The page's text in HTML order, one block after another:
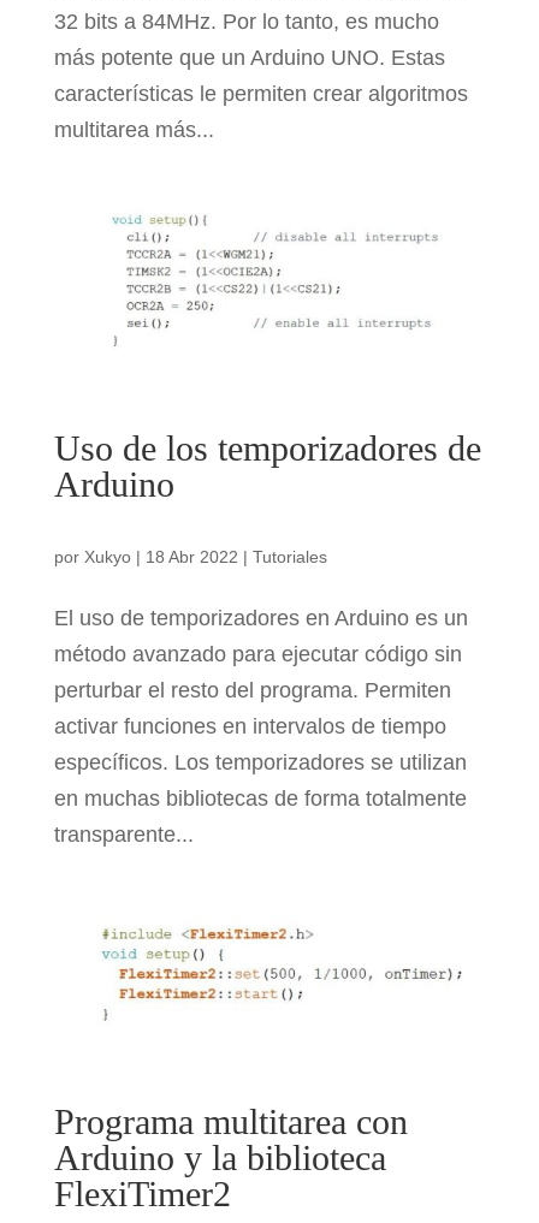
32 bits a 84MHz. Por lo tanto, es mucho
más potente que un Arduino UNO. Estas
características le permiten crear algoritmos
multitarea más...
Uso de los temporizadores de
Arduino
por Xukyo| 18 Abr 2022 | Tutoriales
El uso de temporizadores en Arduino es un
método avanzado para ejecutar código sin
perturbar el resto del programa. Permiten
activar funciones en intervalos de tiempo
específicos. Los temporizadores se utilizan
en muchas bibliotecas de forma totalmente
transparente...
Programa multitarea con
Arduino y la biblioteca
FlexiTimer2